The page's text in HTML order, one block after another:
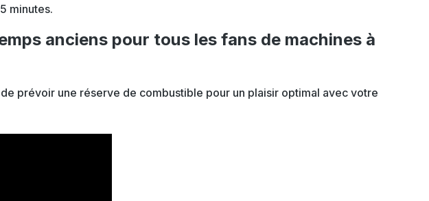
minutes.
anciens pour tous les fans de machines à
prévoir une réserve de combustible pour un plaisir optimal avec votre